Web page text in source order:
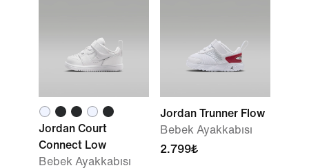
Jordan Court
Connect Low
Bebek Ayakkabısı
Jordan Trunner Flow
Bebek Ayakkabısı
2.799₺